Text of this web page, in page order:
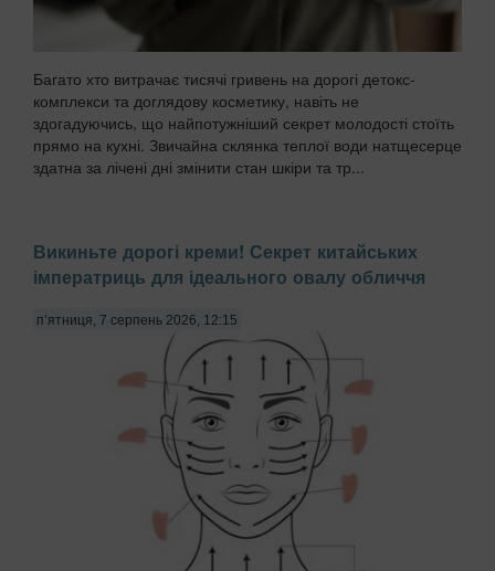
Багато хто витрачає тисячі гривень на дорогі детокс-
комплекси та доглядову косметику, навіть не
здогадуючись, що найпотужніший секрет молодості стоїть
прямо на кухні. Звичайна склянка теплої води натщесерце
здатна за лічені дні змінити стан шкіри та тр...
Викиньте дорогі креми! Секрет китайських
імператриць для ідеального овалу обличчя
п’ятниця, 7 серпень 2026, 12:15